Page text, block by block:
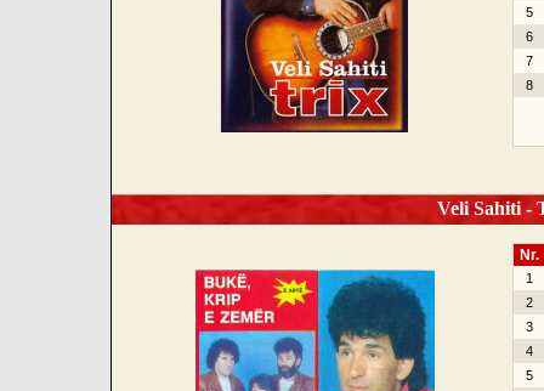
5
6
7
8
Veli Sahiti -
Nr.
1
2
3
4
5